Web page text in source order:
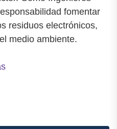
fomentar
residuos electrónicos,
medio ambiente.